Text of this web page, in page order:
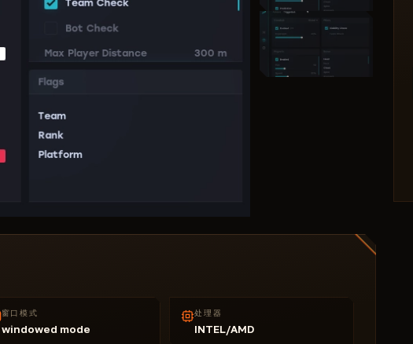
窗口模式
windowed mode
处理器
INTEL/AMD